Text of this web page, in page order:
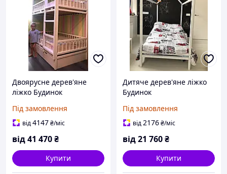
Двоярусне дерев'яне
ліжко Будинок
Під замовлення
від4147₴/міс
від41 470₴
Купити
Дитяче дерев'яне ліжко
Будинок
Під замовлення
від2176₴/міс
від21 760₴
Купити